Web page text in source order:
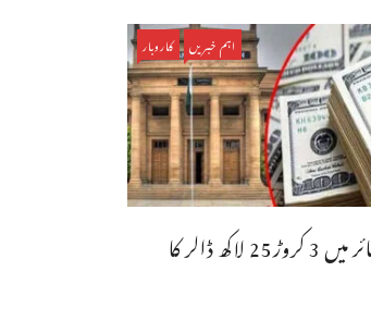
اہم خبریں کاروبار
ملکی زر مبادلہ ذخائر میں 3 کروڑ25 لاکھ ڈالر کا